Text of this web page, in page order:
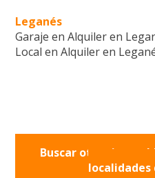
Leganés
Garaje en Alquiler en
Local en Alquiler en
Buscar otros
localidades